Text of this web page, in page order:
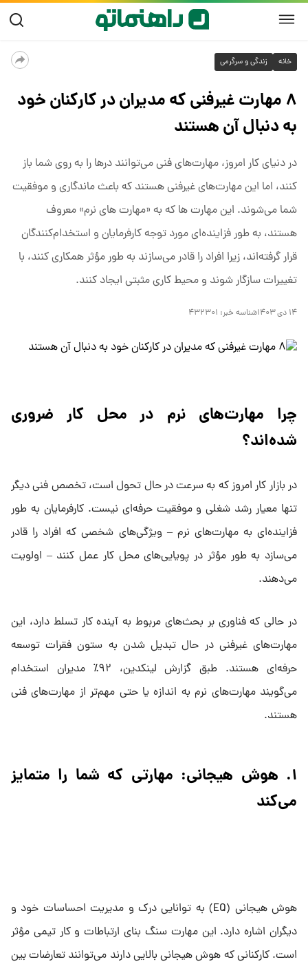
خانه زندگی و سرگرمی
۸ مهارت غیرفنی که مدیران در کارکنان خود
به دنبال آن هستند
در دنیای کار امروز، مهارت‌های فنی می‌توانند درها را به روی شما باز
کنند، اما این مهارت‌های غیرفنی هستند که باعث ماندگاری و موفقیت
شما می‌شوند. این مهارت ها که به «مهارت های نرم» معروف
هستند، به طور فزاینده‌ای مورد توجه کارفرمایان و استخدام‌کنندگان
قرار گرفته‌اند، زیرا افراد را قادر می‌سازند به طور مؤثر همکاری کنند، با
تغییرات سازگار شوند و محیط کاری مثبتی ایجاد کنند.
۱۴ دی ۱۴۰۳ شناسه خبر: ۴۳۲۳۰۱
چرا مهارت‌های نرم در محل کار ضروری
شده‌اند؟
در بازار کار امروز که به سرعت در حال تحول است، تخصص فنی دیگر
تنها معیار رشد شغلی و موفقیت حرفه‌ای نیست. کارفرمایان به طور
فزاینده‌ای به مهارت‌های نرم – ویژگی‌های شخصی که افراد را قادر
می‌سازد به طور مؤثر در پویایی‌های محل کار عمل کنند – اولویت
می‌دهند.
در حالی که فناوری بر بحث‌های مربوط به آینده کار تسلط دارد، این
مهارت‌های غیرفنی در حال تبدیل شدن به ستون فقرات توسعه
حرفه‌ای هستند. طبق گزارش لینکدین، ۹۲٪ مدیران استخدام
می‌گویند مهارت‌های نرم به اندازه یا حتی مهم‌تر از مهارت‌های فنی
هستند.
۱. هوش هیجانی: مهارتی که شما را متمایز
می‌کند
هوش هیجانی (EQ) به توانایی درک و مدیریت احساسات خود و
دیگران اشاره دارد. این مهارت سنگ بنای ارتباطات و کار تیمی مؤثر
است. کارکنانی که هوش هیجانی بالایی دارند می‌توانند تعارضات بین